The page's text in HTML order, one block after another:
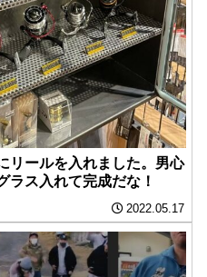
リールを入れました。男心
ラス入れて完成だな！
2022.05.17